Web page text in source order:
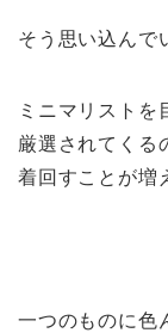
そう思い込んで
ミニマリストを
厳選されてくる
着回すことが増
一つのものに色